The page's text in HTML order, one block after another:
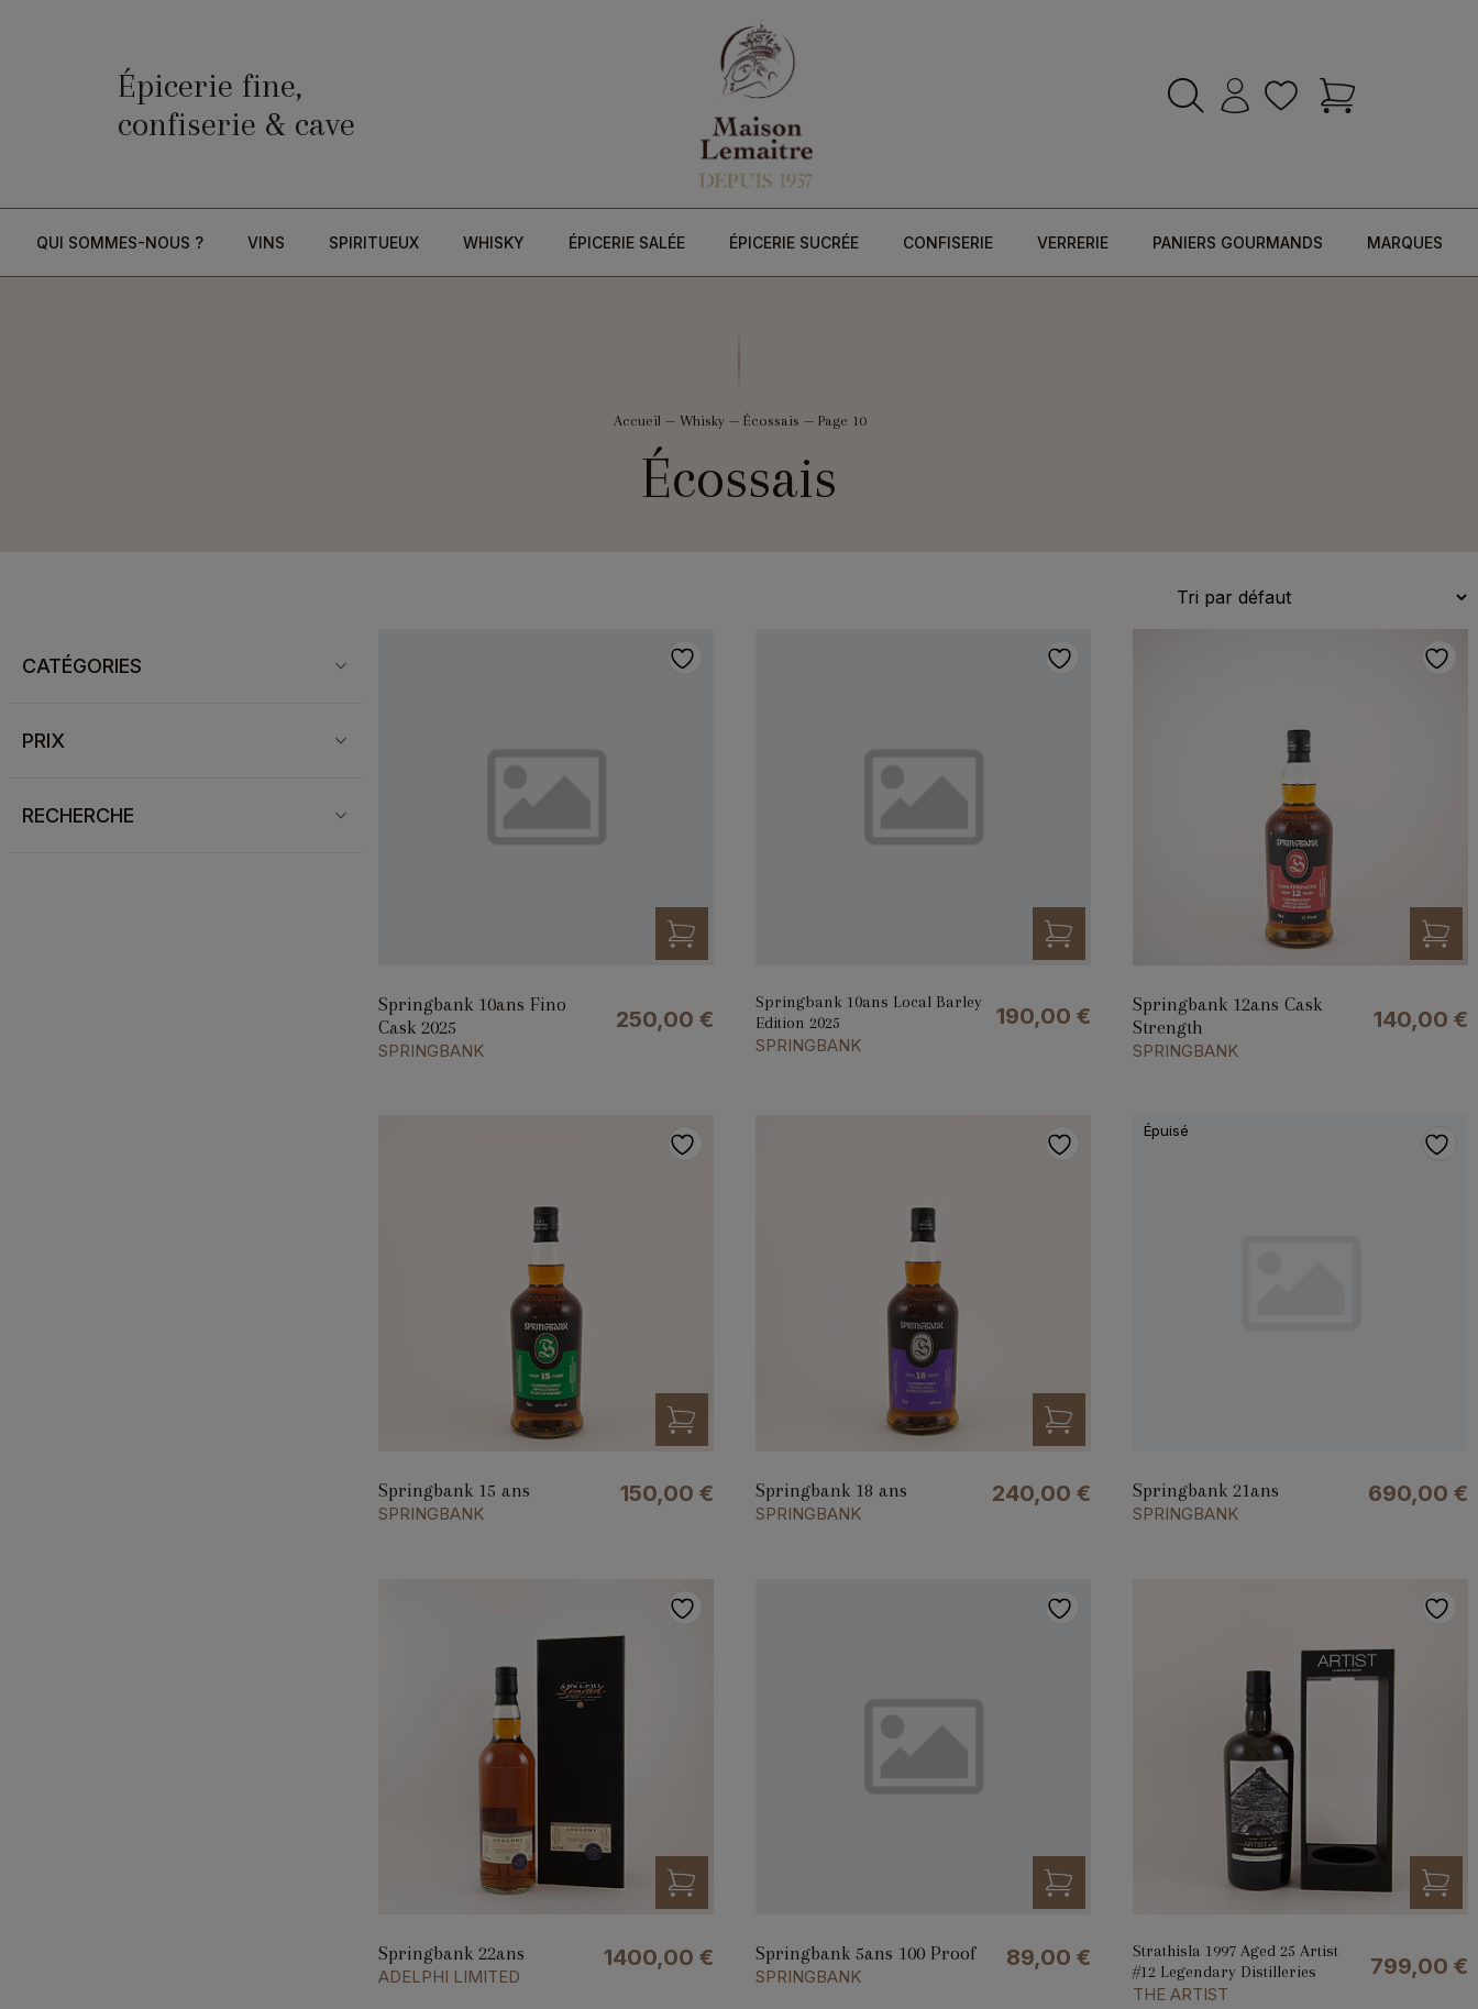
Épicerie fine,
confiserie & cave
QUI SOMMES-NOUS ? VINS SPIRITUEUX WHISKY ÉPICERIE SALÉE ÉPICERIE SUCRÉE CONFISERIE VERRERIE PANIERS GOURMANDS MARQUES
Accueil — Whisky— Écossais — Page 10
Écossais
CATÉGORIES
PRIX
RECHERCHE
Springbank 10ans Fino
Cask 2025
SPRINGBANK
250,00 €
Springbank 10ans Local Barley
Edition 2025
SPRINGBANK
190,00 €
Springbank 12ans Cask
Strength
SPRINGBANK
140,00 €
Springbank 15 ans
SPRINGBANK
150,00 € Springbank 18 ans
SPRINGBANK
240,00 €
Épuisé
Springbank 21ans
SPRINGBANK
690,00 €
Springbank 22ans
ADELPHI LIMITED
1400,00 € Springbank 5ans 100 Proof
SPRINGBANK
89,00 €
Strathisla 1997 Aged 25 Artist
#12 Legendary Distilleries
THE ARTIST
799,00 €